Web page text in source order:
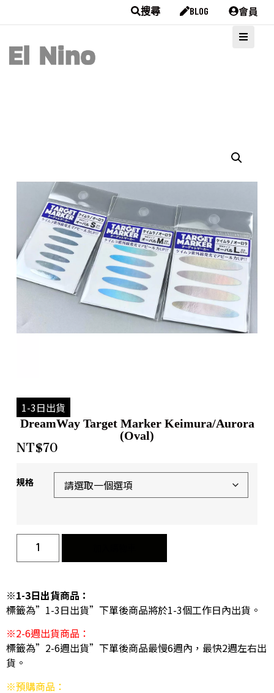
搜尋 BLOG 會員
1-3日出貨
DreamWay Target Marker Keimura/Aurora
(Oval)
NT$70
規格
※1-3日出貨商品：
標籤為”1-3日出貨”下單後商品將於1-3個工作日內出貨。
※2-6週出貨商品：
標籤為”2-6週出貨”下單後商品最慢6週內，最快2週左右出
貨。
※預購商品：